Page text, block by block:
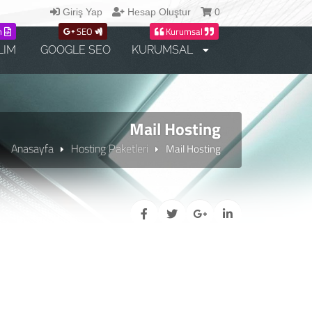
Giriş Yap Hesap Oluştur 0
SEO
GOOGLE SEO
Kurumsal
KURUMSAL
Mail Hosting
Anasayfa Hosting Paketleri Mail Hosting